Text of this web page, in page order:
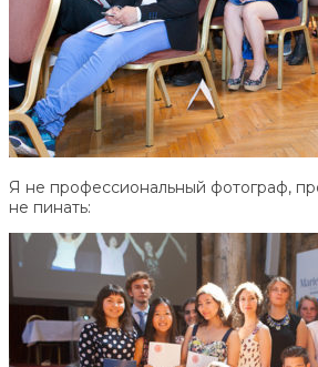
Я не профессиональный фотограф,
не пинать: